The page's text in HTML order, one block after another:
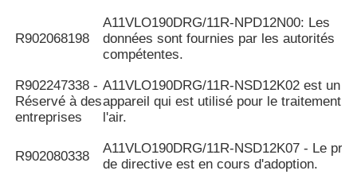
R902068198
A11VLO190DRG/11R-NPD12N00: Les
données sont fournies par les autorités
compétentes.
R902247338 -
Réservé à des
entreprises
A11VLO190DRG/11R-NSD12K02 est un
appareil qui est utilisé pour le traitement
l'air.
R902080338
A11VLO190DRG/11R-NSD12K07 - Le
de directive est en cours d'adoption.